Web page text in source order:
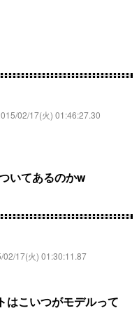
02/17(火) 01:46:27.30
いてあるのかw
02/17(火) 01:30:11.87
はこいつがモデルって